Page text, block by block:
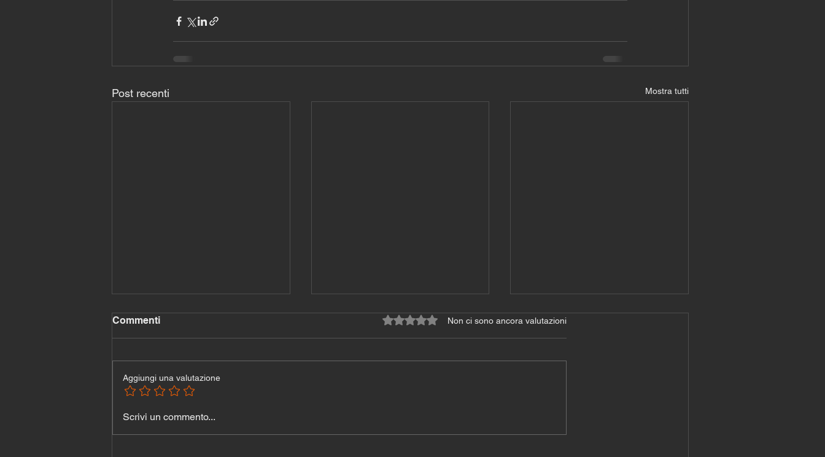
Post recenti Mostra tutti
Addominali d’acciaio in 10
Commenti Valutazione 0 stelle su 5.Non ci sono ancora valutazioni
Aggiungi una valutazione
Scrivi un commento...